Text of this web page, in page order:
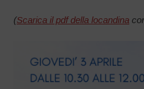
(Scarica il pdf della locandina